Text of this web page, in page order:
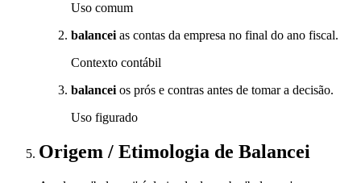
Uso comum
balancei as contas da empresa no final do ano fiscal.
Contexto contábil
balancei os prós e contras antes de tomar a decisão.
Uso figurado
Origem / Etimologia de Balancei